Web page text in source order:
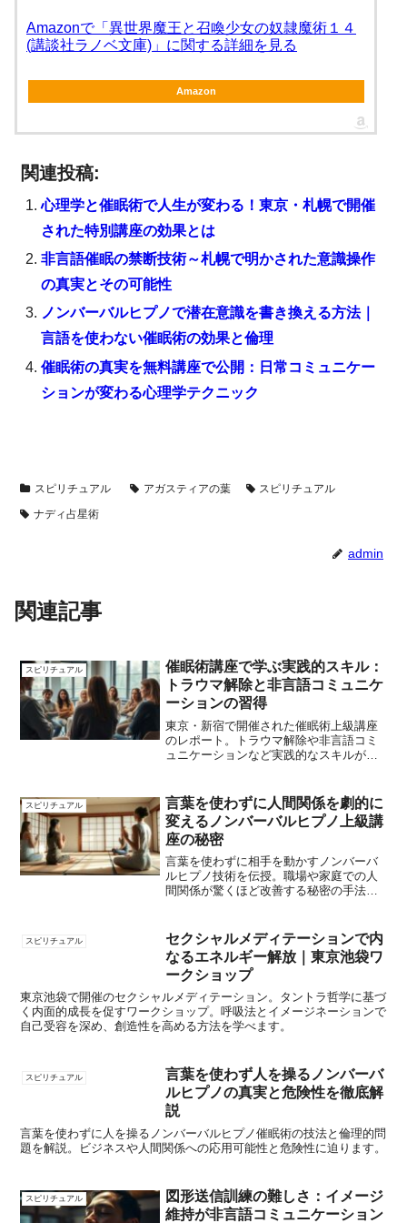
Amazonで「異世界魔王と召喚少女の奴隷魔術１４
(講談社ラノベ文庫)」に関する詳細を見る
Amazon
関連投稿:
心理学と催眠術で人生が変わる！東京・札幌で開催
された特別講座の効果とは
非言語催眠の禁断技術～札幌で明かされた意識操作
の真実とその可能性
ノンバーバルヒプノで潜在意識を書き換える方法｜
言語を使わない催眠術の効果と倫理
催眠術の真実を無料講座で公開：日常コミュニケー
ションが変わる心理学テクニック
スピリチュアル アガスティアの葉
スピリチュアル
ナディ占星術
admin
関連記事
スピリチュアル
催眠術講座で学ぶ実践的スキル：
トラウマ解除と非言語コミュニケ
ーションの習得
東京・新宿で開催された催眠術上級講座
のレポート。トラウマ解除や非言語コミ
ュニケーションなど実践的なスキルが学
スピリチュアル
言葉を使わずに人間関係を劇的に
変えるノンバーバルヒプノ上級講
座の秘密
言葉を使わずに相手を動かすノンバーバ
ルヒプノ技術を伝授。職場や家庭での人
間関係が驚くほど改善する秘密の手法を
スピリチュアル
セクシャルメディテーションで内
なるエネルギー解放｜東京池袋ワ
ークショップ
東京池袋で開催のセクシャルメディテーション。タントラ哲学に基づ
く内面的成長を促すワークショップ。呼吸法とイメージネーションで
自己受容を深め、創造性を高める方法を学べます。
スピリチュアル
言葉を使わず人を操るノンバーバ
ルヒプノの真実と危険性を徹底解
説
言葉を使わずに人を操るノンバーバルヒプノ催眠術の技法と倫理的問
題を解説。ビジネスや人間関係への応用可能性と危険性に迫ります。
スピリチュアル
図形送信訓練の難しさ：イメージ
維持が非言語コミュニケーション